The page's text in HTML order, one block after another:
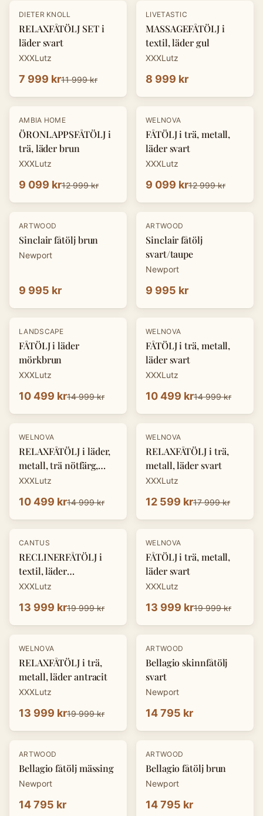
-33%
DIETER KNOLL
RELAXFÅTÖLJ SET i
läder svart
XXXLutz
7 999 kr11 999 kr
LIVETASTIC
MASSAGEFÅTÖLJ i
textil, läder gul
XXXLutz
8 999 kr
-30%
AMBIA HOME
ÖRONLAPPSFÅTÖLJ i
trä, läder brun
XXXLutz
9 099 kr12 999 kr
-30 %
WELNOVA
FÅTÖLJ i trä, metall,
läder svart
XXXLutz
9 099 kr12 999 kr
ARTWOOD
Sinclair fåtölj brun
Newport
9 995 kr
ARTWOOD
Sinclair fåtölj
svart/taupe
Newport
9 995 kr
- 30%
LANDSCAPE
FÅTÖLJ i läder
mörkbrun
XXXLutz
10 499 kr14 999 kr
-30 %
WELNOVA
FÅTÖLJ i trä, metall,
läder svart
XXXLutz
10 499 kr14 999 kr
-30 %
WELNOVA
RELAXFÅTÖLJ i läder,
metall, trä nötfärg,
svart
XXXLutz
10 499 kr14 999 kr
-30 %
WELNOVA
RELAXFÅTÖLJ i trä,
metall, läder svart
XXXLutz
12 599 kr17 999 kr
-30%
CANTUS
RECLINERFÅTÖLJ i
textil, läder
cognacfärgad
XXXLutz
13 999 kr19 999 kr
-30 %
WELNOVA
FÅTÖLJ i trä, metall,
läder svart
XXXLutz
13 999 kr19 999 kr
-30 %
WELNOVA
RELAXFÅTÖLJ i trä,
metall, läder antracit
XXXLutz
13 999 kr19 999 kr
ARTWOOD
Bellagio skinnfåtölj
svart
Newport
14 795 kr
ARTWOOD
Bellagio fåtölj mässing
Newport
14 795 kr
ARTWOOD
Bellagio fåtölj brun
Newport
14 795 kr